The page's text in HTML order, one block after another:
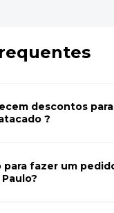
descontos
?
e compre com os
de negócio
para fazer um